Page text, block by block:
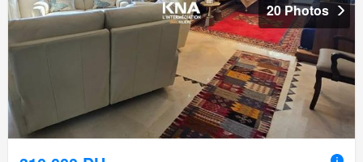
20 Photos